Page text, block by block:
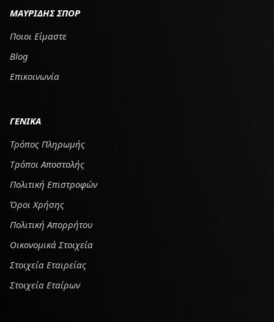
ΜΑΥΡΙΔΗΣ ΣΠΟΡ
Ποιοι Είμαστε
Blog
Επικοινωνία
ΓΕΝΙΚΑ
Τρόπος Πληρωμής
Tρόποι Αποστολής
Πολιτική Επιστροφών
Όροι Χρήσης
Πολιτική Απορρήτου
Οικονομικά Στοιχεία
Στοιχεία Εταιρείας
Στοιχεία Εταίρων